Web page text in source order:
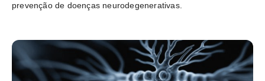
prevenção de doenças neurodegenerativas.